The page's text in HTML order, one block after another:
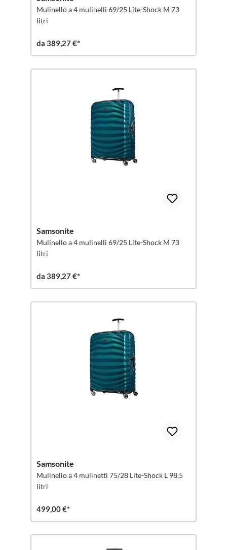
Mulinello a 4 mulinelli 69/25 Lite-Shock M 73
litri
da 389,27 €*
Samsonite
Mulinello a 4 mulinelli 69/25 Lite-Shock M 73
litri
da 389,27 €*
Samsonite
Mulinello a 4 mulinetti 75/28 Lite-Shock L 98,5
litri
499,00 €*